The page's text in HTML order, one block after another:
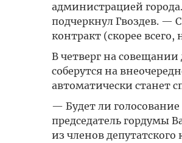
администрацией
подчеркнул Гвоздев. —
контракт (скорее всего,
В четверг на
соберутся на
автоматически станет
— Будет ли
председатель гордумы
из членов